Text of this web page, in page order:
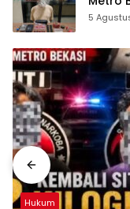
dan
5
Hukum